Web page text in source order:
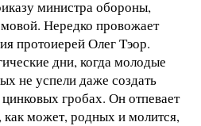
министра обороны,
Нередко провожает
протоиерей Олег Тэор.
дни, когда молодые
не успели даже создать
гробах. Он отпевает
может, родных и молится,